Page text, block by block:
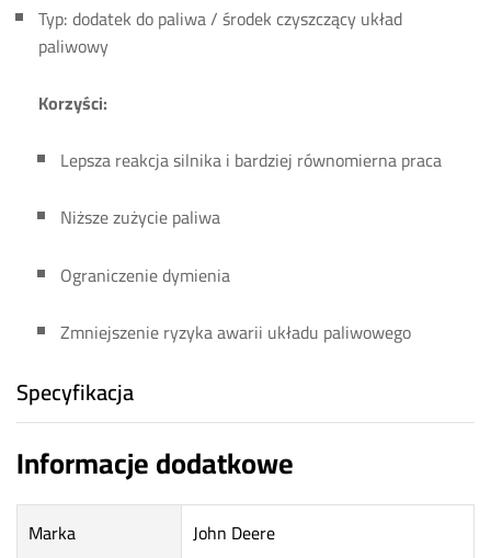
Typ: dodatek do paliwa / środek czyszczący układ
paliwowy
Korzyści:
Lepsza reakcja silnika i bardziej równomierna praca
Niższe zużycie paliwa
Ograniczenie dymienia
Zmniejszenie ryzyka awarii układu paliwowego
Specyfikacja
Informacje dodatkowe
Marka John Deere